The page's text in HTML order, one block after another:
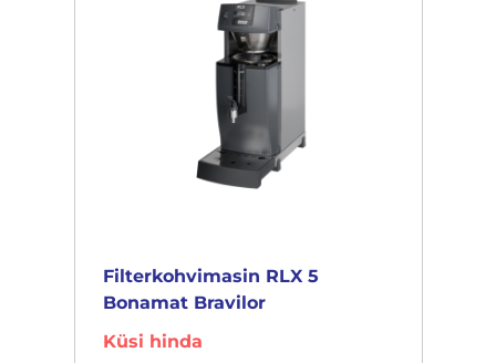
Filterkohvimasin RLX 5
Bonamat Bravilor
Küsi hinda